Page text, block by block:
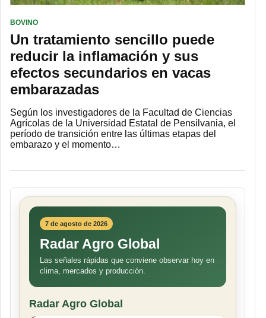
BOVINO
Un tratamiento sencillo puede
reducir la inflamación y sus
efectos secundarios en vacas
embarazadas
Según los investigadores de la Facultad de Ciencias
Agrícolas de la Universidad Estatal de Pensilvania, el
período de transición entre las últimas etapas del
embarazo y el momento…
7 de agosto de 2026
Radar Agro Global
Las señales rápidas que conviene observar hoy en
clima, mercados y producción.
Radar Agro Global